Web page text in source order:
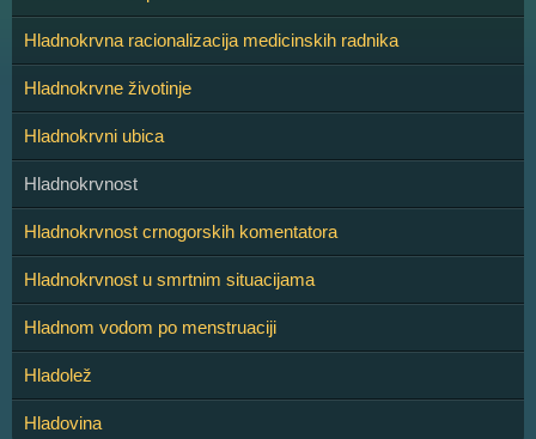
Hladnokrvna racionalizacija medicinskih radnika
Hladnokrvne životinje
Hladnokrvni ubica
Hladnokrvnost
Hladnokrvnost crnogorskih komentatora
Hladnokrvnost u smrtnim situacijama
Hladnom vodom po menstruaciji
Hladolež
Hladovina